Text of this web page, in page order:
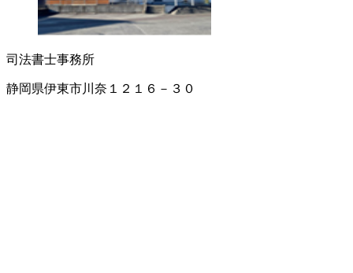
司法書士事務所
静岡県伊東市川奈１２１６－３０